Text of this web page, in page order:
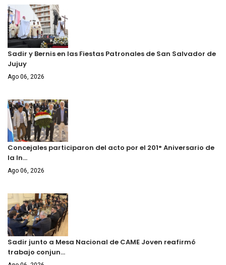
Sadir y Bernis en las Fiestas Patronales de San Salvador de
Jujuy
Ago 06, 2026
Concejales participaron del acto por el 201° Aniversario de
la In…
Ago 06, 2026
Sadir junto a Mesa Nacional de CAME Joven reafirmó
trabajo conjun…